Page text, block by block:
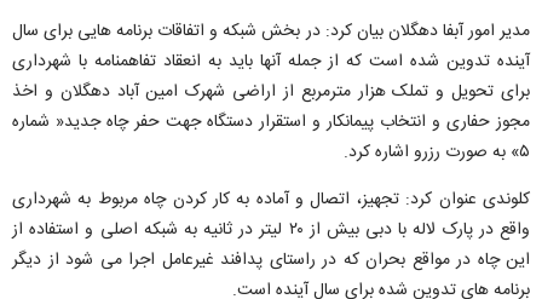
مدیر امور آبفا دهگلان بیان کرد: در بخش شبکه و اتفاقات برنامه هایی برای سال
آینده تدوین شده است که از جمله آنها باید به انعقاد تفاهمنامه با شهرداری
برای تحویل و تملک هزار مترمربع از اراضی شهرک امین آباد دهگلان و اخذ
مجوز حفاری و انتخاب پیمانکار و استقرار دستگاه جهت حفر چاه جدید« شماره
۵» به صورت رزرو اشاره کرد.
کلوندی عنوان کرد: تجهیز، اتصال و آماده به کار کردن چاه مربوط به شهرداری
واقع در پارک لاله با دبی بیش از ۲۰ لیتر در ثانیه به شبکه اصلی و استفاده از
این چاه در مواقع بحران که در راستای پدافند غیرعامل اجرا می شود از دیگر
برنامه های تدوین شده برای سال آینده است.